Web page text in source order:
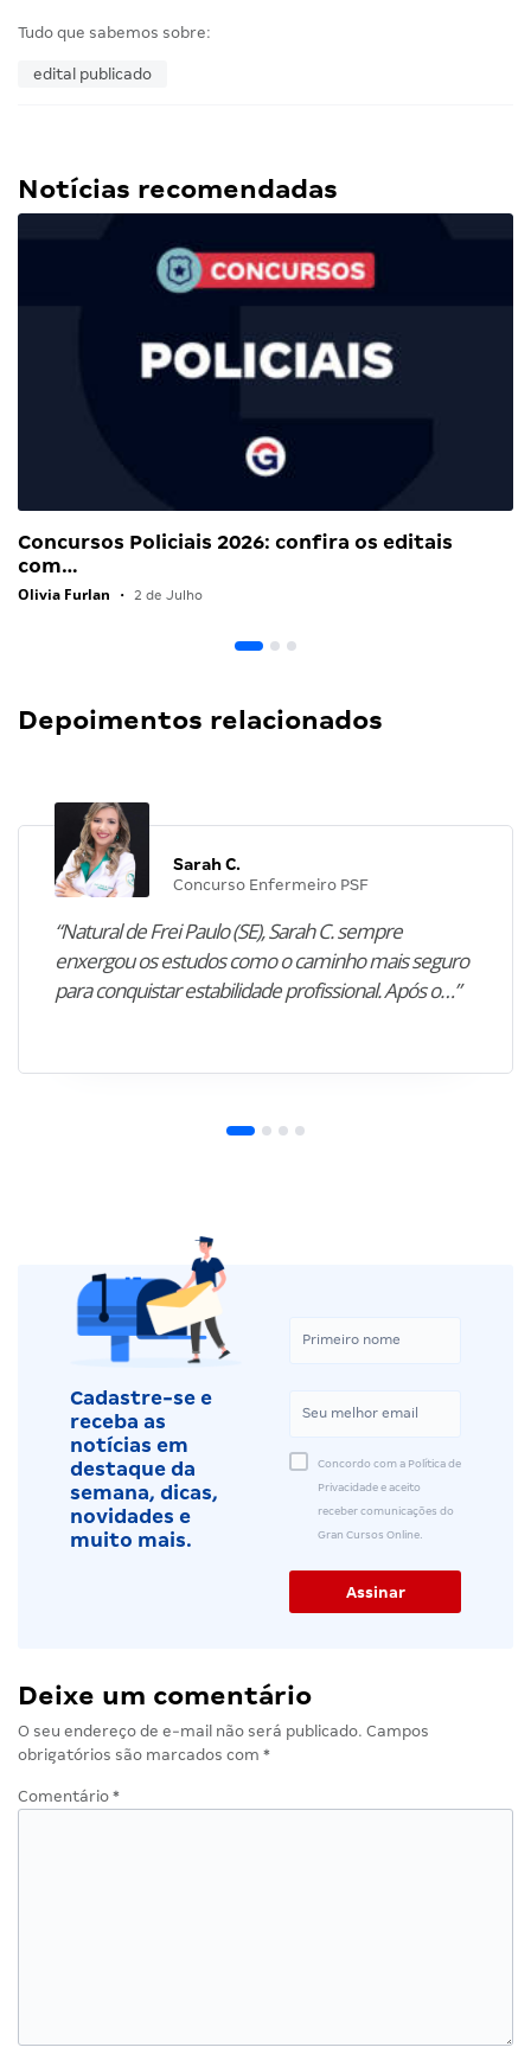
Tudo que sabemos sobre:
edital publicado
Notícias recomendadas
Concursos Policiais 2026: confira os editais
com…
Olivia Furlan • 2 de Julho
Depoimentos relacionados
Sarah C.
Concurso Enfermeiro PSF
“Natural de Frei Paulo (SE), Sarah C. sempre
enxergou os estudos como o caminho mais seguro
para conquistar estabilidade profissional. Após o…”
Cadastre-se e
receba as
notícias em
destaque da
semana, dicas,
novidades e
muito mais.
Concordo com a Política de
Privacidade e aceito
receber comunicações do
Gran Cursos Online.
Deixe um comentário
O seu endereço de e-mail não será publicado. Campos
obrigatórios são marcados com *
Comentário *